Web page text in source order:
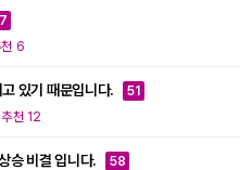
6
있기 때문입니다. 51
추천 12
승 비결 입니다. 58